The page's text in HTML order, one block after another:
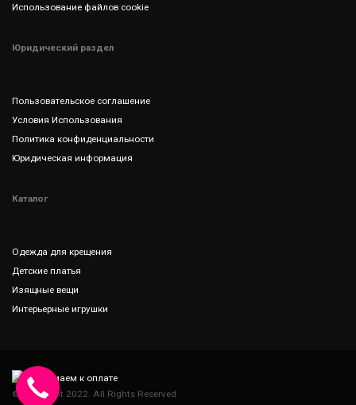
Использование файлов cookie
Юридический раздел
Пользовательское соглашение
Условия Использования
Политика конфиденциальности
Юридическая информация
Каталог
Одежда для крещения
Детские платья
Изящные вещи
Интерьерные игрушки
© Copyright 2022. All Rights Reserved.